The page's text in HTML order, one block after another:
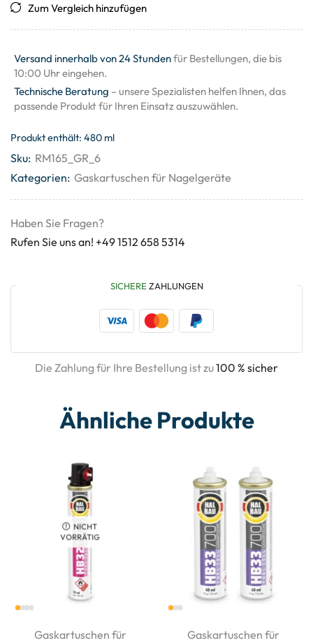
Zum Vergleich hinzufügen
Versand innerhalb von 24 Stundenfür Bestellungen, die bis
10:00 Uhr eingehen.
Technische Beratung – unsere Spezialisten helfen Ihnen, das
passende Produkt für Ihren Einsatz auszuwählen.
Produkt enthält: 480 ml
Sku: RM165_GR_6
Kategorien: Gaskartuschen für Nagelgeräte
Haben Sie Fragen?
Rufen Sie uns an! +49 1512 658 5314
SICHERE ZAHLUNGEN
Die Zahlung für Ihre Bestellung ist zu100 % sicher
Ähnliche Produkte
NICHT
VORRÄTIG
Gaskartuschen für
Gaskartuschen für